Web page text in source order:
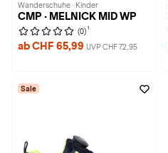
Wanderschuhe · Kinder
CMP · MELNICK MID WP
(0) 1
ab CHF 65,99 UVP CHF 72,95
Sale